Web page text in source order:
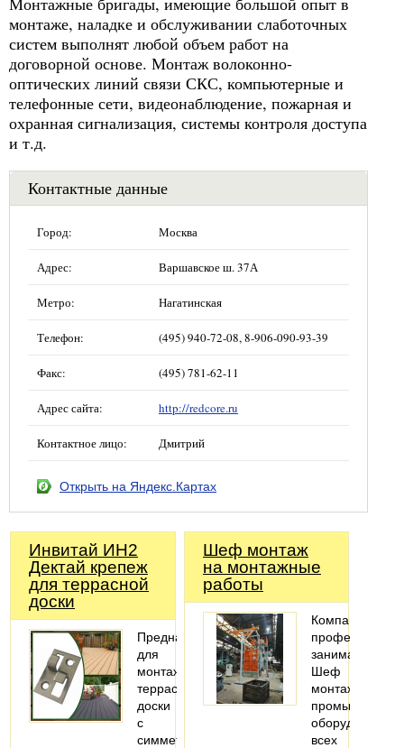
монтаже, наладке и обслуживании слаботочных
систем выполнят любой объем работ на
договорной основе. Монтаж волоконно-
оптических линий связи СКС, компьютерные и
телефонные сети, видеонаблюдение, пожарная и
охранная сигнализация, системы контроля доступа
и т.д.
Контактные данные
Город: Москва
Адрес: Варшавское ш. 37А
Метро: Нагатинская
Телефон: (495) 940-72-08, 8-906-090-93-39
Факс: (495) 781-62-11
Адрес сайта: http://redcore.ru
Контактное лицо: Дмитрий
Открыть на Яндекс.Картах
Инвитай ИН2
Дектай крепеж
для террасной
доски
Предназначен
для
монтажа
террасной
доски
с
симметричным
Шеф монтаж
на монтажные
работы
Компания
занимается
Шеф
монтажом
всех